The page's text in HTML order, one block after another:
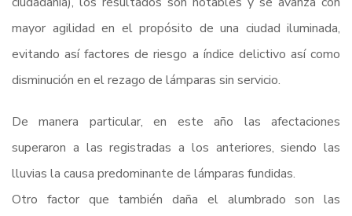
mayor agilidad en el propósito de una ciudad iluminada,
evitando así factores de riesgo a índice delictivo así como
disminución en el rezago de lámparas sin servicio.
De manera particular, en este año las afectaciones
superaron a las registradas a los anteriores, siendo las
lluvias la causa predominante de lámparas fundidas.
Otro factor que también daña el alumbrado son las